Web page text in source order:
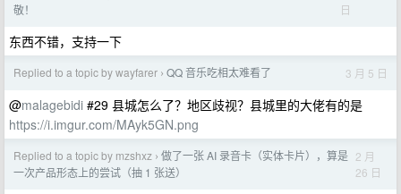
敬！
日
东西不错，支持一下
Replied to a topic by wayfarer › QQ 音乐吃相太难看了 3 月 5 日
@malagebidi #29 县城怎么了？地区歧视？县城里的大佬有的是
https://i.imgur.com/MAyk5GN.png
Replied to a topic by mzshxz › 做了一张 AI 录音卡（实体卡片），算是
一次产品形态上的尝试（抽 1 张送）
2 月
26 日